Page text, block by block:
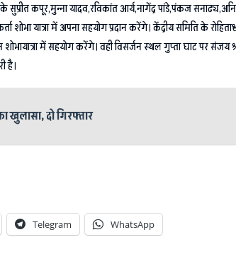
के सुप्रीत कपूर,मुन्ना यादव,रविकांत आर्य,नागेंद्र पांडे,पंकज
शोभा यात्रा में अपना सहयोग प्रदान करेंगे। केंद्रीय समिति के
शोभायात्रा में सहयोग करेंगे। वही विसर्जन स्थल गुप्ता घाट पर
है।
खुलासा, दो गिरफ्तार
Telegram WhatsApp